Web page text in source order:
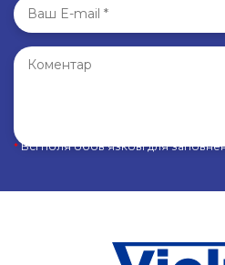
*Всі поля обов’язкові для